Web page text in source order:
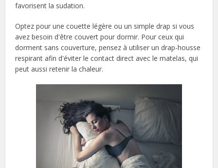
favorisent la sudation.
Optez pour une couette légère ou un simple drap si vous
avez besoin d'être couvert pour dormir. Pour ceux qui
dorment sans couverture, pensez à utiliser un drap-housse
respirant afin d'éviter le contact direct avec le matelas, qui
peut aussi retenir la chaleur.